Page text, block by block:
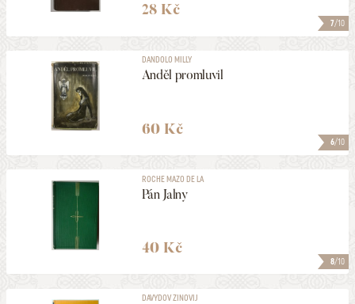
7/10
28 Kč
6/10
DANDOLO MILLY
Anděl promluvil
60 Kč
8/10
ROCHE MAZO DE LA
Pán Jalny
40 Kč
DAVYDOV ZINOVIJ